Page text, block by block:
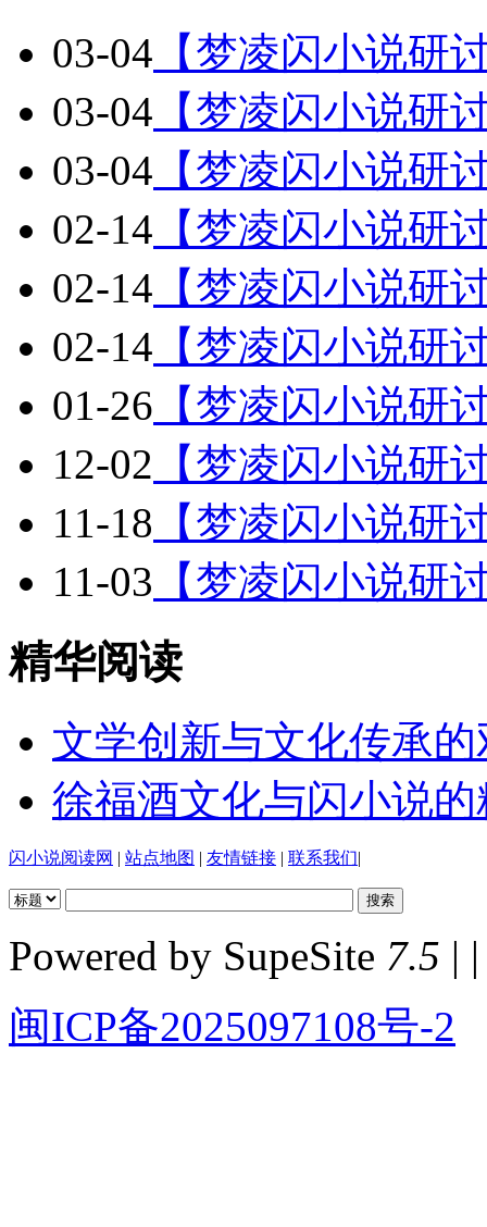
03-04 【梦凌闪小说研
03-04 【梦凌闪小说研
03-04 【梦凌闪小说研
02-14 【梦凌闪小说研
02-14 【梦凌闪小说研
02-14 【梦凌闪小说研
01-26 【梦凌闪小说研
12-02 【梦凌闪小说研
11-18 【梦凌闪小说研
11-03 【梦凌闪小说研
精华阅读
文学创新与文化传承
徐福酒文化与闪小说
闪小说阅读网 | 站点地图 | 友情链接 | 联系我们|
Powered by SupeSite 7.5 | |
闽ICP备2025097108号-2